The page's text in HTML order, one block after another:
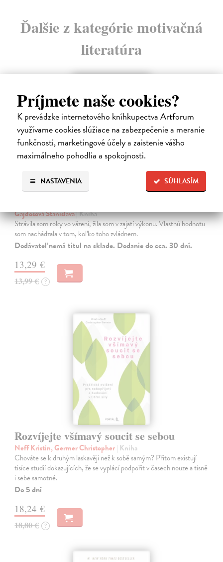
Príjmete naše cookies?
K prevádzke internetového kníhkupectva Artforum
využívame cookies slúžiace na zabezpečenie a meranie
funkčnosti, marketingové účely a zaistenie vášho
maximálneho pohodlia a spokojnosti.
SÚHLASÍM
NASTAVENIA
Ďalšie z kategórie motivačná
literatúra
Gajdošová Stanislava| Kniha
Strávila som roky vo väzení, žila som v zajatí výkonu. Vlastnú hodnotu
som nachádzala v tom, koľko toho zvládnem.
Dodávateľ nemá titul na sklade. Dodanie do cca. 30 dní.
13,29 €
13,99 € ?
Rozvíjejte všímavý soucit se sebou
Neff Kristin, Germer Christopher| Kniha
Chováte se k druhým laskavěji než k sobě samým? Přitom existují
tisíce studií dokazujících, že se vyplácí podpořit v časech nouze a tísně
i sebe samotné.
Do 5 dní
18,24 €
18,80 € ?